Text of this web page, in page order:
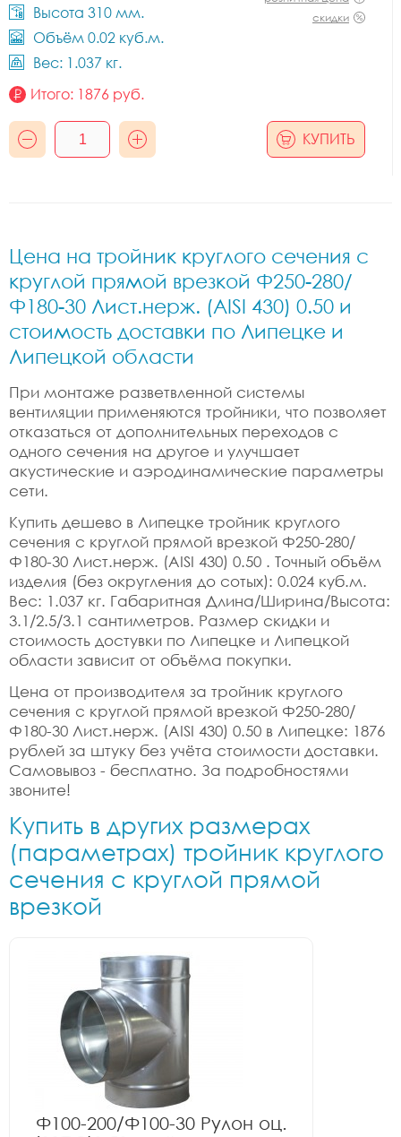
Высота 310 мм.
Объём 0.02 куб.м.
Вес: 1.037 кг.
скидки
Итого: 1876 руб.
КУПИТЬ
Цена на тройник круглого сечения с
круглой прямой врезкой Ф250-280/
Ф180-30 Лист.нерж. (AISI 430) 0.50 и
стоимость доставки по Липецке и
Липецкой области
При монтаже разветвленной системы
вентиляции применяются тройники, что позволяет
отказаться от дополнительных переходов с
одного сечения на другое и улучшает
акустические и аэродинамические параметры
сети.
Купить дешево в Липецке тройник круглого
сечения с круглой прямой врезкой Ф250-280/
Ф180-30 Лист.нерж. (AISI 430) 0.50 . Точный объём
изделия (без округления до сотых): 0.024 куб.м.
Вес: 1.037 кг. Габаритная Длина/Ширина/Высота:
3.1/2.5/3.1 сантиметров. Размер скидки и
стоимость достувки по Липецке и Липецкой
области зависит от объёма покупки.
Цена от производителя за тройник круглого
сечения с круглой прямой врезкой Ф250-280/
Ф180-30 Лист.нерж. (AISI 430) 0.50 в Липецке: 1876
рублей за штуку без учёта стоимости доставки.
Самовывоз - бесплатно. За подробностями
звоните!
Купить в других размерах
(параметрах) тройник круглого
сечения с круглой прямой
врезкой
Ф100-200/Ф100-30 Рулон оц.